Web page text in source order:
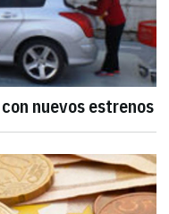
nuevos estrenos